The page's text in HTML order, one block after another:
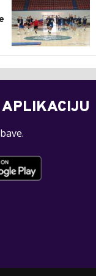
APLIKACIJU